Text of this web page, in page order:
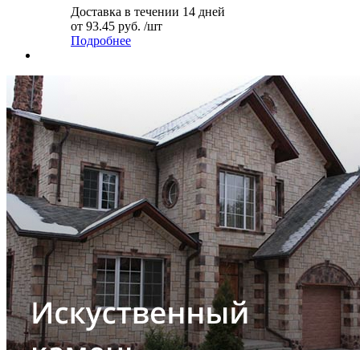
Доставка в течении 14 дней
от 93.45 руб. /шт
Подробнее